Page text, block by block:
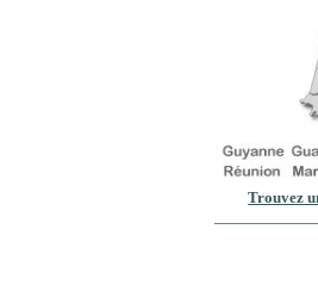
Trouvez